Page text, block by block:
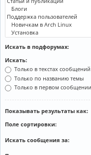
Искать в подфорумах:
Искать:
Только в текстах сообщений
Только по названию темы
Только в первом
Показывать результаты как:
Поле сортировки:
Искать сообщения за: